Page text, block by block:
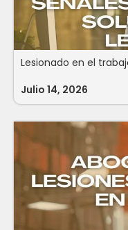
Lesionado en el
Julio 14, 2026